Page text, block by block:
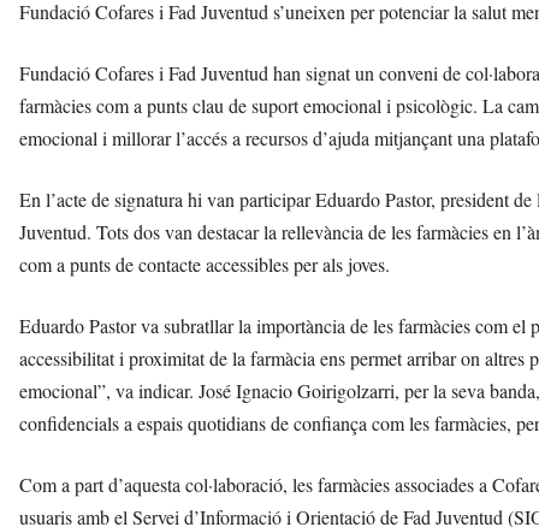
Fundació Cofares i Fad Juventud s’uneixen per potenciar la salut
Fundació Cofares i Fad Juventud han signat un conveni de
farmàcies com a punts clau de suport emocional i psicològic. La
emocional i millorar l’accés a recursos d’ajuda mitjançant una
En l’acte de signatura hi van participar Eduardo Pastor, president
Juventud. Tots dos van destacar la rellevància de les farmàcies en
com a punts de contacte accessibles per als joves.
Eduardo Pastor va subratllar la importància de les farmàcies com el
accessibilitat i proximitat de la farmàcia ens permet arribar on altres
emocional”, va indicar. José Ignacio Goirigolzarri, per la seva
confidencials a espais quotidians de confiança com les farmàcies,
Com a part d’aquesta col·laboració, les farmàcies associades a
usuaris amb el Servei d’Informació i Orientació de Fad Juventud